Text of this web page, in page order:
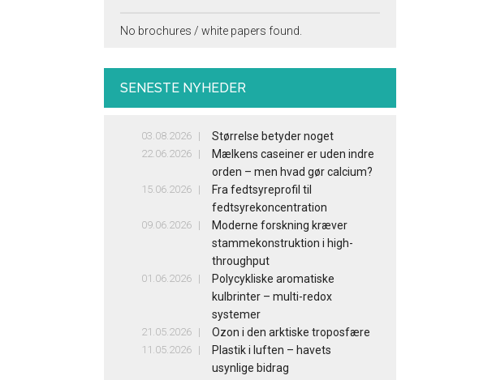
No brochures / white papers found.
SENESTE NYHEDER
03.08.2026 Størrelse betyder noget
22.06.2026
Mælkens caseiner er uden indre
orden – men hvad gør calcium?
15.06.2026
Fra fedtsyreprofil til
fedtsyrekoncentration
09.06.2026
Moderne forskning kræver
stammekonstruktion i high-
throughput
01.06.2026
Polycykliske aromatiske
kulbrinter – multi-redox
systemer
21.05.2026 Ozon i den arktiske troposfære
11.05.2026
Plastik i luften – havets
usynlige bidrag